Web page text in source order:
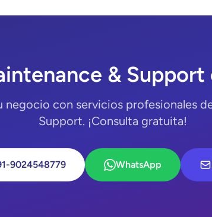
& Support
negocio con servicios profesionales
Support. ¡Consulta gratuita!
9024548779 WhatsApp